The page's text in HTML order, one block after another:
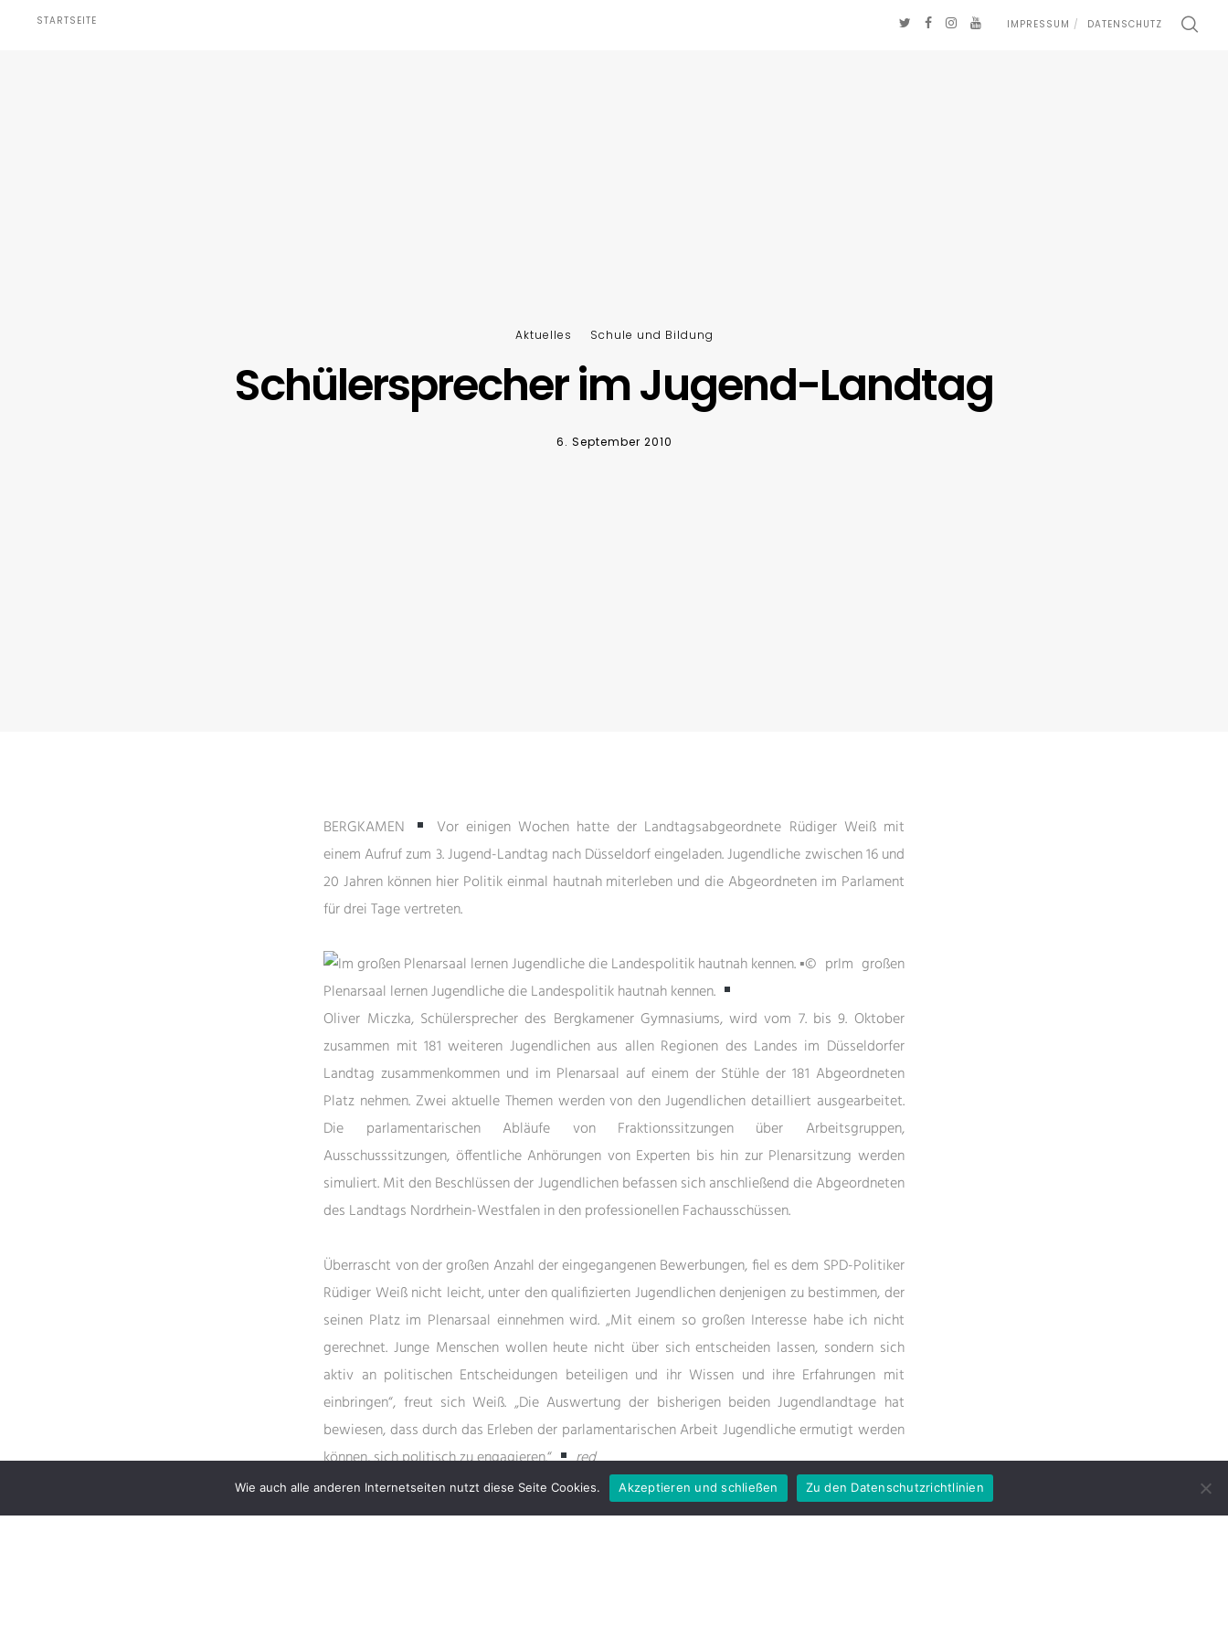
STARTSEITE IMPRESSUM DATENSCHUTZ
Aktuelles Schule und Bildung
Schülersprecher im Jugend-Landtag
6. September 2010
BERGKAMEN
Vor einigen Wochen hatte der Landtagsabgeordnete Rüdiger Weiß mit
einem Aufruf zum 3. Jugend-Landtag nach Düsseldorf eingeladen. Jugendliche zwischen 16 und
20 Jahren können hier Politik einmal hautnah miterleben und die Abgeordneten im Parlament
für drei Tage vertreten.
© prIm großen
Plenarsaal lernen Jugendliche die Landespolitik hautnah kennen.
Oliver Miczka, Schülersprecher des Bergkamener Gymnasiums, wird vom 7. bis 9. Oktober
zusammen mit 181 weiteren Jugendlichen aus allen Regionen des Landes im Düsseldorfer
Landtag zusammenkommen und im Plenarsaal auf einem der Stühle der 181 Abgeordneten
Platz nehmen. Zwei aktuelle Themen werden von den Jugendlichen detailliert ausgearbeitet.
Die parlamentarischen Abläufe von Fraktionssitzungen über Arbeitsgruppen,
Ausschusssitzungen, öffentliche Anhörungen von Experten bis hin zur Plenarsitzung werden
simuliert. Mit den Beschlüssen der Jugendlichen befassen sich anschließend die Abgeordneten
des Landtags Nordrhein-Westfalen in den professionellen Fachausschüssen.
Überrascht von der großen Anzahl der eingegangenen Bewerbungen, fiel es dem SPD-Politiker
Rüdiger Weiß nicht leicht, unter den qualifizierten Jugendlichen denjenigen zu bestimmen, der
seinen Platz im Plenarsaal einnehmen wird. „Mit einem so großen Interesse habe ich nicht
gerechnet. Junge Menschen wollen heute nicht über sich entscheiden lassen, sondern sich
aktiv an politischen Entscheidungen beteiligen und ihr Wissen und ihre Erfahrungen mit
einbringen“, freut sich Weiß. „Die Auswertung der bisherigen beiden Jugendlandtage hat
bewiesen, dass durch das Erleben der parlamentarischen Arbeit Jugendliche ermutigt werden
können, sich politisch zu engagieren.“
red
Quelle: Westfälischer Anzeiger v. 06.09.2010
Wie auch alle anderen Internetseiten nutzt diese Seite Cookies. Akzeptieren und schließen Zu den Datenschutzrichtlinien